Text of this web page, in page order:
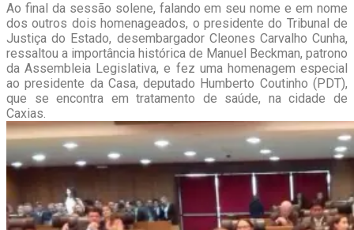
Ao final da sessão solene, falando em seu nome e em nome
dos outros dois homenageados, o presidente do Tribunal de
Justiça do Estado, desembargador Cleones Carvalho Cunha,
ressaltou a importância histórica de Manuel Beckman, patrono
da Assembleia Legislativa, e fez uma homenagem especial
ao presidente da Casa, deputado Humberto Coutinho (PDT),
que se encontra em tratamento de saúde, na cidade de
Caxias.